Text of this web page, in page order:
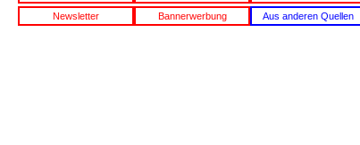
Newsletter Bannerwerbung Aus anderen Quellen